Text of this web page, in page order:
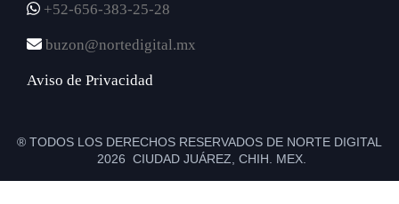
+52-656-383-25-28
buzon@nortedigital.mx
Aviso de Privacidad
® TODOS LOS DERECHOS RESERVADOS DE NORTE DIGITAL
2026 CIUDAD JUÁREZ, CHIH. MEX.